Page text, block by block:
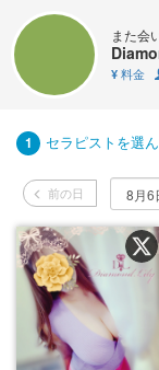
また会
¥ 料金
1 セラピストを選
前の日